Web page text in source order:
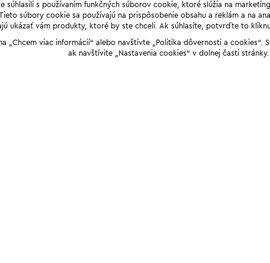
súhlasili s používaním funkčných súborov cookie, ktoré slúžia na
súbory cookie sa používajú na prispôsobenie obsahu a reklám a na
ukázať vám produkty, ktoré by ste chceli. Ak súhlasíte, potvrďte to
„Chcem viac informácií“ alebo navštívte „Politika dôvernosti a cookies“.
ak navštívite „Nastavenia cookies“ v dolnej časti stránky.